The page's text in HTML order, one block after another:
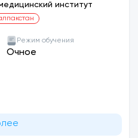
институт
Режим обучения
Очное